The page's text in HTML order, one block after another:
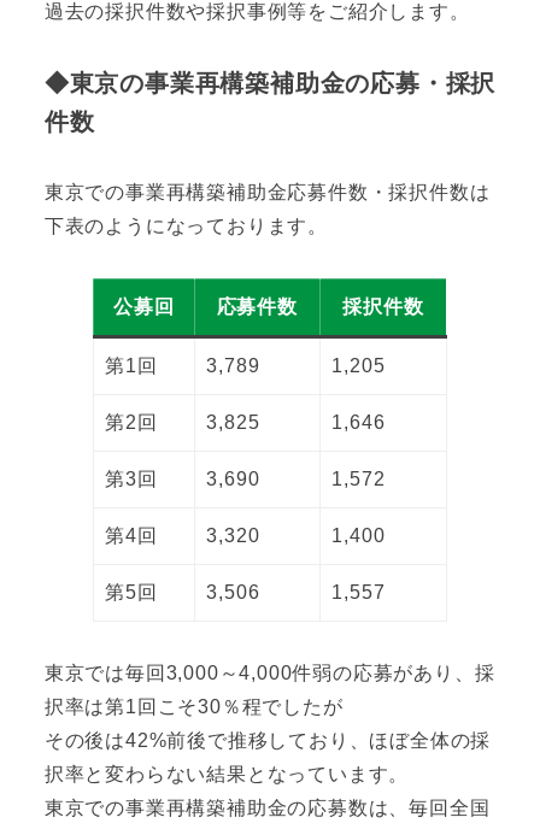
過去の採択件数や採択事例等をご紹介します。
◆東京の事業再構築補助金の応募・採択
件数
東京での事業再構築補助金応募件数・採択件数は
下表のようになっております。
公募回 応募件数 採択件数
第1回 3,789 1,205
第2回 3,825 1,646
第3回 3,690 1,572
第4回 3,320 1,400
第5回 3,506 1,557
東京では毎回3,000～4,000件弱の応募があり、採
択率は第1回こそ30％程でしたが
その後は42%前後で推移しており、ほぼ全体の採
択率と変わらない結果となっています。
東京での事業再構築補助金の応募数は、毎回全国